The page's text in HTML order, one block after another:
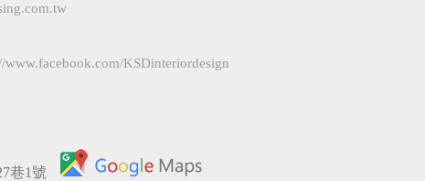
www.facebook.com/KSDinteriordesign
巷1號